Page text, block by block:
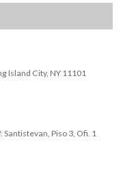
Island City, NY 11101
Santistevan, Piso 3, Ofi. 1